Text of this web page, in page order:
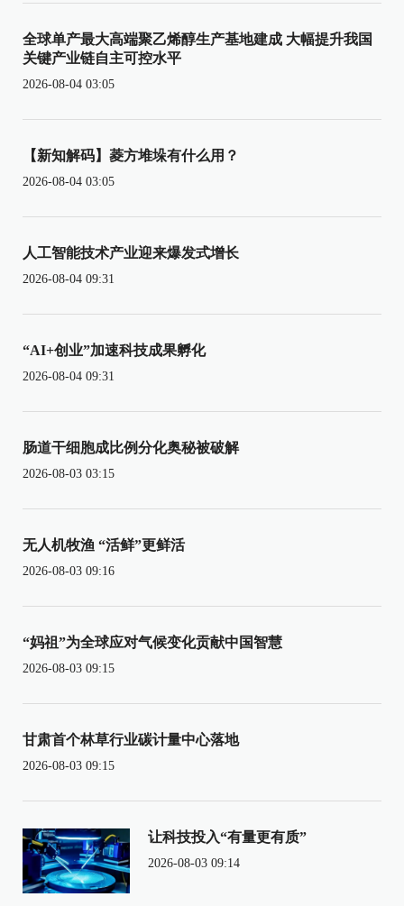
全球单产最大高端聚乙烯醇生产基地建成 大幅提升我国
关键产业链自主可控水平
2026-08-04 03:05
【新知解码】菱方堆垛有什么用？
2026-08-04 03:05
人工智能技术产业迎来爆发式增长
2026-08-04 09:31
“AI+创业”加速科技成果孵化
2026-08-04 09:31
肠道干细胞成比例分化奥秘被破解
2026-08-03 03:15
无人机牧渔 “活鲜”更鲜活
2026-08-03 09:16
“妈祖”为全球应对气候变化贡献中国智慧
2026-08-03 09:15
甘肃首个林草行业碳计量中心落地
2026-08-03 09:15
让科技投入“有量更有质”
2026-08-03 09:14